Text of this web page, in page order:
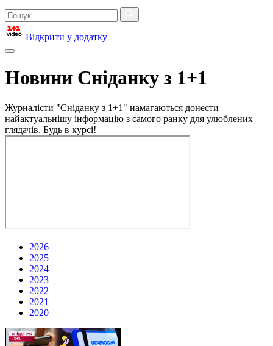
Відкрити у додатку
Новини Сніданку з 1+1
Журналісти "Сніданку з 1+1" намагаються донести
найактуальнішу інформацію з самого ранку для улюблених
глядачів. Будь в курсі!
2026
2025
2024
2023
2022
2021
2020